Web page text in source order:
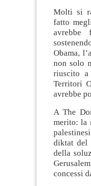
Molti si
fatto
avrebbe
Obama,
non solo
riuscito
Territori
avrebbe
A The
merito: la
diktat del
della
concessi